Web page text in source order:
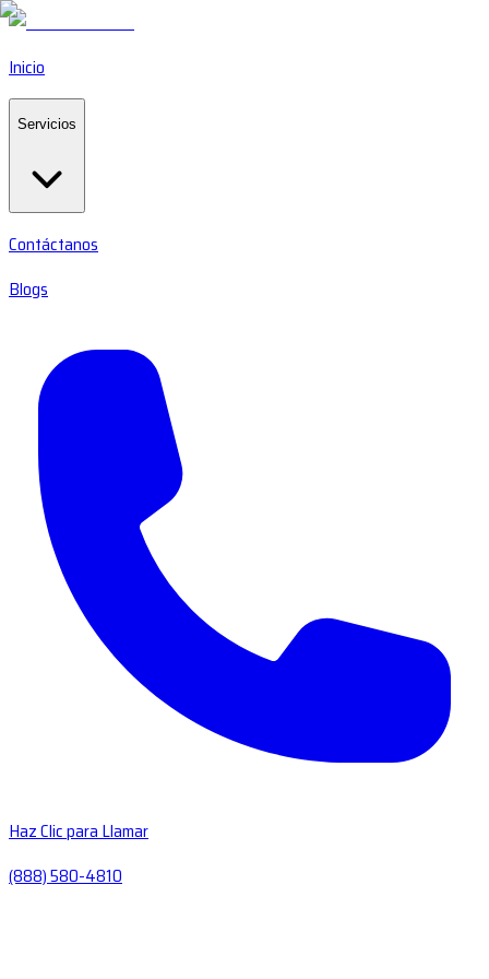
Inicio
Servicios
Contáctanos
Blogs
Haz Clic para Llamar
(888) 580-4810